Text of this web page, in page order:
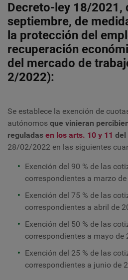
Decreto-ley 18/2021,
septiembre, de
la protección del
recuperación
del mercado de
2/2022):
Se establece la exención de
autónomos que vinieran
reguladas en los arts. 10 y 11 del
28/02/2022 en las siguientes
Exención del 90 % de las
correspondientes a marzo
Exención del 75 % de las
correspondientes a abril de
Exención del 50 % de las
correspondientes a mayo de
Exención del 25 % de las
correspondientes a junio de